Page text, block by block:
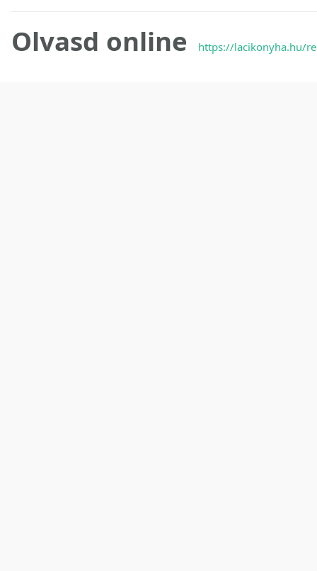
Olvasd online
https://lacikonyha.hu/